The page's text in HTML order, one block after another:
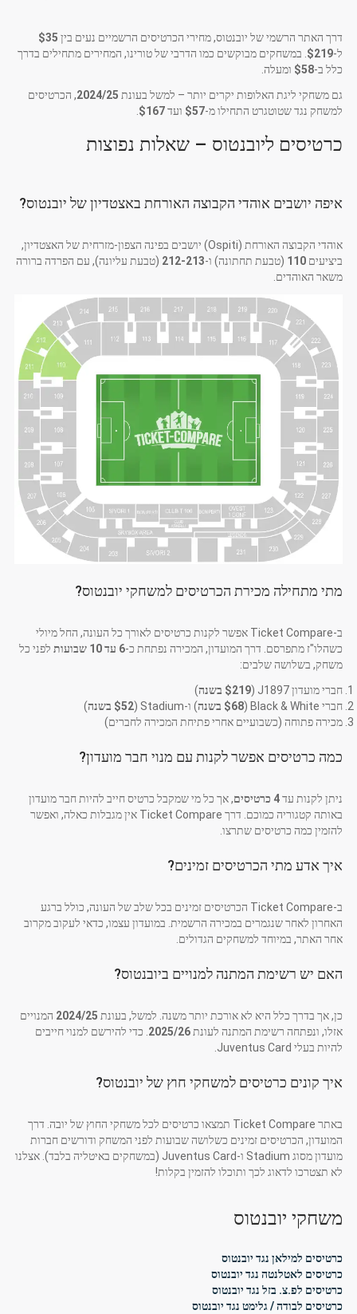
דרך האתר הרשמי של יובנטוס, מחירי הכרטיסים הרשמיים נעים בין $35
ל-$219 . במשחקים מבוקשים כמו הדרבי של טורינו, המחירים מתחילים בדרך
כלל ב-$58 ומעלה.
גם משחקי ליגת האלופות יקרים יותר – למשל בעונת 2024/25, הכרטיסים
למשחק נגד שטוטגרט התחילו מ-$57 ועד$167
כרטיסים ליובנטוס – שאלות נפוצות
איפה יושבים אוהדי הקבוצה האורחת באצטדיון של יובנטוס?
אוהדי הקבוצה האורחת (Ospiti) יושבים בפינה הצפון-מזרחית של האצטדיון,
ביציעים 110 (טבעת תחתונה) ו-212-213 (טבעת עליונה), עם הפרדה ברורה
משאר האוהדים.
מתי מתחילה מכירת הכרטיסים למשחקי יובנטוס?
ב-Ticket Compare אפשר לקנות כרטיסים לאורך כל העונה, החל מיולי
כשהלו"ז מתפרסם. דרך המועדון, המכירה נפתחת כ-6 עד 10 שבועות
לפני כל
משחק, בשלושה שלבים:
חברי מועדון J1897 (
$219 בשנה
)
חברי Black & White (
$68 בשנה ) ו-Stadium ( $52 בשנה
)
מכירה פתוחה (כשבועיים אחרי פתיחת המכירה לחברים)
כמה כרטיסים אפשר לקנות עם מנוי חבר מועדון?
ניתן לקנות עד4 כרטיסים
, אך כל מי שמקבל כרטיס חייב להיות חבר מועדון
באותה קטגוריה כמוכם. דרך Ticket Compare אין מגבלות כאלה, ואפשר
להזמין כמה כרטיסים שתרצו.
איך אדע מתי הכרטיסים זמינים?
ב-Ticket Compare הכרטיסים זמינים בכל שלב של העונה, כולל ברגע
האחרון לאחר שנגמרים במכירה הרשמית. במועדון עצמו, כדאי לעקוב מקרוב
אחר האתר, במיוחד למשחקים הגדולים.
האם יש רשימת המתנה למנויים ביובנטוס?
כן, אך בדרך כלל היא לא אורכת יותר משנה. למשל, בעונת 2024/25 המנויים
אזלו, ונפתחה רשימת המתנה לעונת 2025/26 . כדי להירשם למנוי חייבים
להיות בעלי Juventus Card.
איך קונים כרטיסים למשחקי חוץ של יובנטוס?
באתר Ticket Compare תמצאו כרטיסים לכל משחקי החוץ של יובה. דרך
המועדון, הכרטיסים זמינים כשלושה שבועות לפני המשחק ודורשים חברות
מועדון מסוג Stadium ו-Juventus Card (במשחקים באיטליה בלבד). אצלנו
לא תצטרכו לדאוג לכך ותוכלו להזמין בקלות!
משחקי יובנטוס
כרטיסים למילאן נגד יובנטוס
כרטיסים לאטלנטה נגד יובנטוס
כרטיסים לפ.צ. בזל נגד יובנטוס
כרטיסים לבודה / גלימט נגד יובנטוס